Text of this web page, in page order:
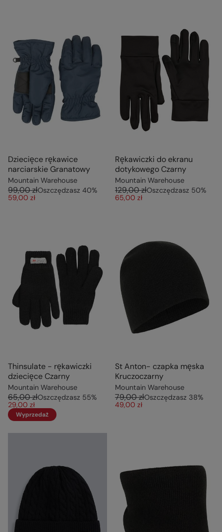
Dziecięce rękawice
narciarskie Granatowy
Mountain Warehouse
99,00 złOszczędzasz 40%
59,00 zł
Rękawiczki do ekranu
dotykowego Czarny
Mountain Warehouse
129,00 złOszczędzasz 50%
65,00 zł
Thinsulate - rękawiczki
dziecięce Czarny
Mountain Warehouse
65,00 złOszczędzasz 55%
29,00 zł
Wyprzedaż
St Anton- czapka męska
Kruczoczarny
Mountain Warehouse
79,00 złOszczędzasz 38%
49,00 zł